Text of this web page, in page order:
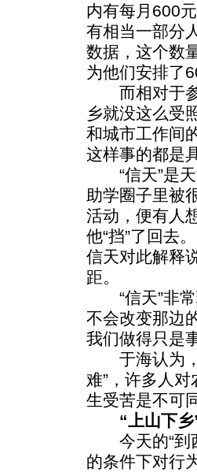
内有每月600
有相当一部分
数据，这个数
为他们安排了
而相对于参
乡就没这么受
和城市工作间
这样事的都是
“信天”是天
助学圈子里被
活动，便有人
他“挡”了回去
信天对此解释
距。
“信天”非常
不会改变那边
我们做得只是
于海认为，
难”，许多人
生受苦是不可
“上山下乡
今天的“到西
的条件下对行